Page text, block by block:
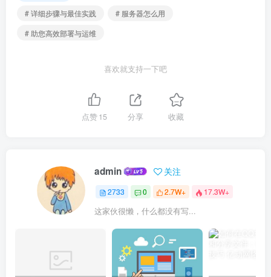
# 详细步骤与最佳实践
# 服务器怎么用
# 助您高效部署与运维
喜欢就支持一下吧
点赞15 分享 收藏
admin 关注
2733 0 2.7W+ 17.3W+
这家伙很懒，什么都没有写...